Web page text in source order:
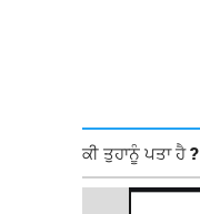
ਕੀ ਤੁਹਾਨੂੰ ਪਤਾ ਹੈ ?